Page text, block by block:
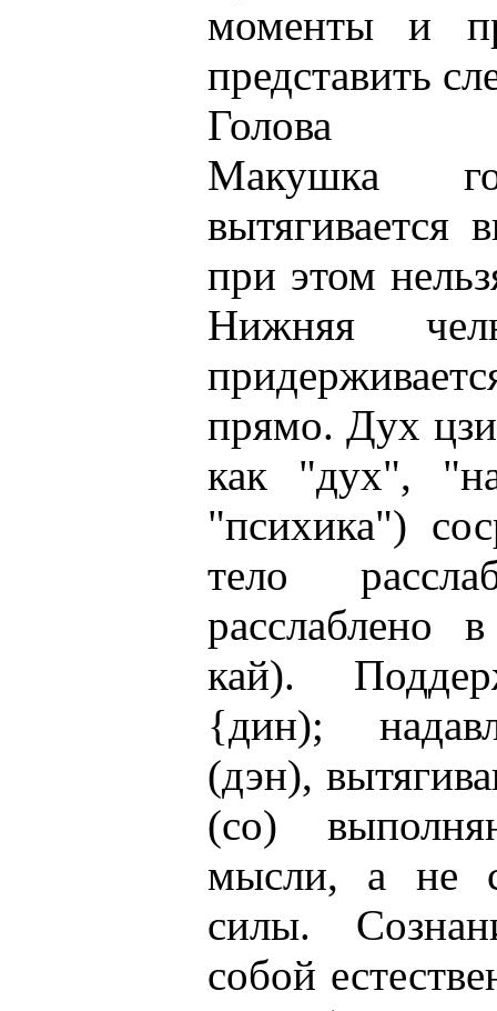
моменты и
представить
Голова
Макушка
при этом
Нижняя
прямо. Дух
как "дух",
"психика")
тело
расслаблено
кай).
{дин);
(дэн),
(со)
мысли, а не
силы.
собой